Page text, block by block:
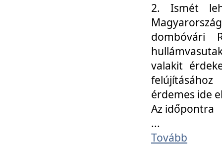
2. Ismét
dombóvári
valakit
érdemes ide
Az időpontra
...
Tovább